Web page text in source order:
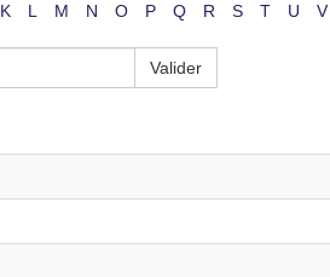
K L M N O P Q R S T U V
Valider